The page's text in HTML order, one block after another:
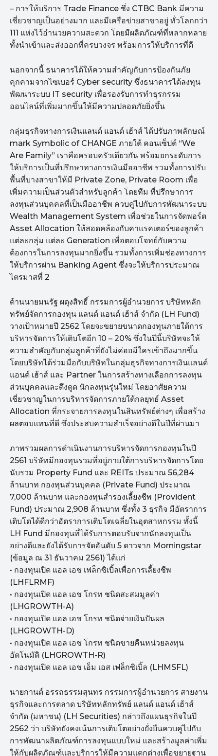
– การให้บริการ Trade Finance ซึ่ง CTBC Bank มีความ
เชี่ยวชาญเป็นอย่างมาก และมีเครือข่ายสาขาอยู่ ทั่วโลกกว่า
111 แห่งไว้อำนวยความสะดวก โดยมีผลิตภัณฑ์ที่หลากหลาย
ทั้งนำเข้าและส่งออกที่ครบวงจร พร้อมการให้บริการที่ดี
นอกจากนี้ ธนาคารได้ให้ความสำคัญกับการป้องกันภัย
คุกคามจากไซเบอร์ Cyber security ซึ่งธนาคารได้ลงทุน
พัฒนาระบบ IT security เพื่อรองรับการทำธุรกรรม
ออนไลน์ที่เพิ่มมากขึ้นให้มีความปลอดภัยยิ่งขึ้น
กลุ่มธุรกิจทางการเงินแลนด์ แอนด์ เฮ้าส์ ได้ปรับภาพลักษณ์
mark Symbolic of CHANGE ภายใต้ คอนเซ็ปต์ “We
Are Family” เราคือครอบครัวเดียวกัน พร้อมยกระดับการ
ให้บริการเป็นที่ปรึกษาทางการเงินมืออาชีพ รวมทั้งการปรับ
พื้นที่บางสาขาให้มี Private Zone, Private Room เพื่อ
เพิ่มความเป็นส่วนตัวสำหรับลูกค้า โดยทีม ที่ปรึกษาการ
ลงทุนส่วนบุคคลที่เป็นมืออาชีพ ควบคู่ไปกับการพัฒนาระบบ
Wealth Management System เพื่อช่วยในการจัดพอร์ต
Asset Allocation ให้สอดคล้องกับคาแรคเตอร์ของลูกค้า
แต่ละกลุ่ม แต่ละ Generation เพื่อตอบโจทย์กับความ
ต้องการในการลงทุนมากยิ่งขึ้น รวมทั้งการเพิ่มช่องทางการ
ให้บริการผ่าน Banking Agent ซึ่งจะให้บริการประมาณ
ไตรมาสที่ 2
ด้านนายมนรัฐ ผดุงสิทธิ์ กรรมการผู้อำนวยการ บริษัทหลัก
ทรัพย์จัดการกองทุน แลนด์ แอนด์ เฮ้าส์ จำกัด (LH Fund)
วางเป้าหมายปี 2562 โดยจะขยายขนาดกองทุนภายใต้การ
บริหารจัดการให้เติบโตอีก 10 – 20% ซึ่งในปีนี้บริษัทจะให้
ความสำคัญกับกลุ่มลูกค้าที่ยังไม่ค่อยมีใครเข้าถึงมากขึ้น
โดยบริษัทได้ร่วมมือกับบริษัทในกลุ่มธุรกิจทางการเงินแลนด์
แอนด์ เฮ้าส์ และ Partner ในการสร้างทางเลือกการลงทุน
ส่วนบุคคลและดึงดูด นักลงทุนรุ่นใหม่ โดยอาศัยความ
เชี่ยวชาญในการบริหารจัดการภายใต้กลยุทธ์ Asset
Allocation ที่กระจายการลงทุนในสินทรัพย์ต่างๆ เพื่อสร้าง
ผลตอบแทนที่ดี ซึ่งประสบความสำเร็จอย่างดีในปีที่ผ่านมา
ภาพรวมผลการดำเนินงานการบริหารจัดการกองทุนในปี
2561 บริษัทมีกองทุนรวมที่อยู่ภายใต้การบริหารจัดการโดย
นับรวม Property Fund และ REITs ประมาณ 56,284
ล้านบาท กองทุนส่วนบุคคล (Private Fund) ประมาณ
7,000 ล้านบาท และกองทุนสำรองเลี้ยงชีพ (Provident
Fund) ประมาณ 2,908 ล้านบาท ซึ่งทั้ง 3 ธุรกิจ มีอัตราการ
เติบโตได้ดีกว่าอัตราการเติบโตเฉลี่ยในอุตสาหกรรม ทั้งนี้
LH Fund มีกองทุนที่ได้รับการตอบรับจากนักลงทุนเป็น
อย่างดีและยังได้รับการจัดอันดับ 5 ดาวจาก Morningstar
(ข้อมูล ณ 31 ธันวาคม 2561) ได้แก่
• กองทุนเปิด แอล เอช เฟล็กซิเบิ้ลเพื่อการเลี้ยงชีพ
(LHFLRMF)
• กองทุนเปิด แอล เอช โกรท ชนิดสะสมมูลค่า
(LHGROWTH-A)
• กองทุนเปิด แอล เอช โกรท ชนิดจ่ายเงินปันผล
(LHGROWTH-D)
• กองทุนเปิด แอล เอช โกรท ชนิดขายคืนหน่วยลงทุน
อัตโนมัติ (LHGROWTH-R)
• กองทุนเปิด แอล เอช เอ็ม เอส เฟล็กซิเบิ้ล (LHMSFL)
นายกานต์ อรรถธรรมสุนทร กรรมการผู้อำนวยการ สายงาน
ธุรกิจและการตลาด บริษัทหลักทรัพย์ แลนด์ แอนด์ เฮ้าส์
จำกัด (มหาชน) (LH Securities) กล่าวถึงแผนธุรกิจในปี
2562 ว่า บริษัทยังคงเน้นการเติบโตอย่างยั่งยืนควบคู่ไปกับ
การพัฒนาผลิตภัณฑ์การลงทุนแบบใหม่ และสร้างมูลค่าเพิ่ม
ให้กับผลิตภัณฑ์และบริการให้มีความแตกต่างเพื่อขยายฐาน